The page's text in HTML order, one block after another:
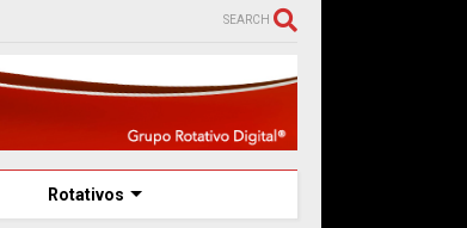
SEARCH
Rotativos